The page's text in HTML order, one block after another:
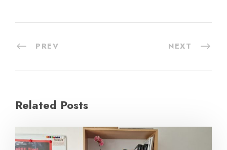
PREV NEXT
Related Posts